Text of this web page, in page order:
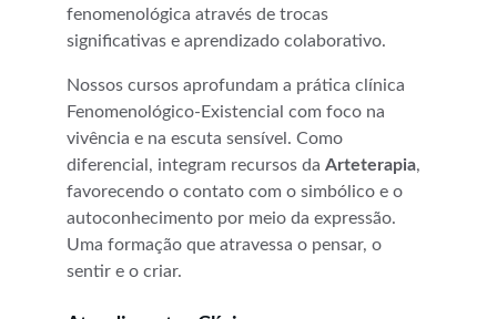
fenomenológica através de trocas
significativas e aprendizado colaborativo.
Nossos cursos aprofundam a prática clínica
Fenomenológico-Existencial com foco na
vivência e na escuta sensível. Como
diferencial, integram recursos da Arteterapia,
favorecendo o contato com o simbólico e o
autoconhecimento por meio da expressão.
Uma formação que atravessa o pensar, o
sentir e o criar.